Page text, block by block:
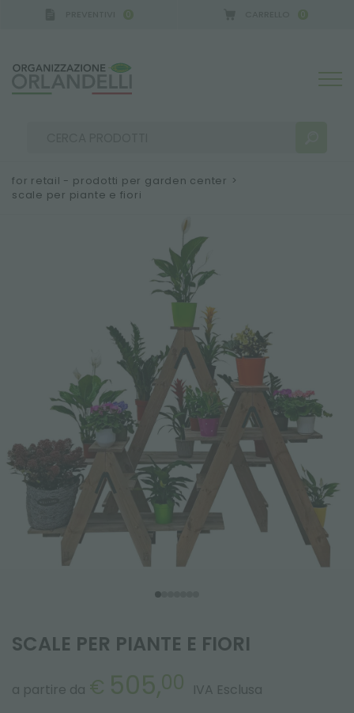
0 0
ALTRI RISULTATI PER TE:
for retail - prodotti per garden center >
scale per piante e fiori
SCALE PER PIANTE E FIORI
a partire da € 505,00 IVA Esclusa